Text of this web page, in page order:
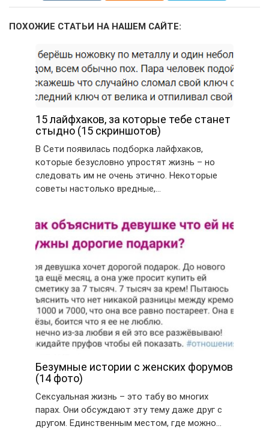
ПОХОЖИЕ СТАТЬИ НА НАШЕМ САЙТЕ:
15 лайфхаков, за которые тебе станет
стыдно (15 скриншотов)
В Сети появилась подборка лайфхаков,
которые безусловно упростят жизнь – но
следовать им не очень этично. Некоторые
советы настолько вредные,…
Безумные истории с женских форумов
(14 фото)
Сексуальная жизнь – это табу во многих
парах. Они обсуждают эту тему даже друг с
другом. Единственным местом, где можно…